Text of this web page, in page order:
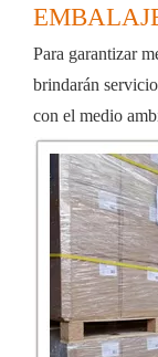
Para garantizar
brindarán
con el medio